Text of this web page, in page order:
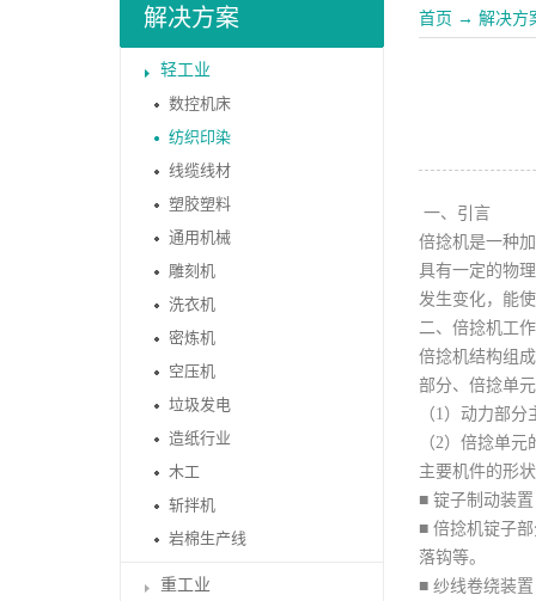
解决方案
轻工业
数控机床
纺织印染
线缆线材
塑胶塑料
通用机械
雕刻机
洗衣机
密炼机
空压机
垃圾发电
造纸行业
木工
斩拌机
岩棉生产线
重工业
首页 → 解决方
一、引言
倍捻机是一种
具有一定的物
发生变化，能
二、倍捻机工
倍捻机结构组
部分、倍捻单
（1）动力部
（2）倍捻单
主要机件的形
■ 锭子制动装
■ 倍捻机锭子
落钩等。
■ 纱线卷绕装